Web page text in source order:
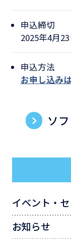
申込締切
​2025年4月
申込方法​
お申し込み
ソ
イベント・
お知らせ